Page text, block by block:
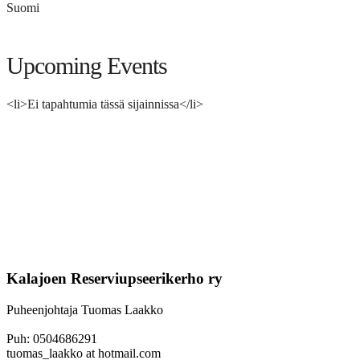
Suomi
Upcoming Events
<li>Ei tapahtumia tässä sijainnissa</li>
Kalajoen Reserviupseerikerho ry
Puheenjohtaja Tuomas Laakko
Puh: 0504686291
tuomas_laakko at hotmail.com